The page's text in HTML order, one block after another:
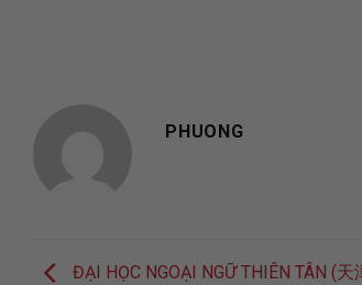
PHUONG
ĐẠI HỌC NGOẠI NGỮ THIÊN TÂN (